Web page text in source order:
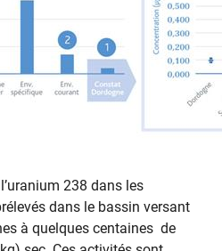
238 dans les
dans le bassin versant
à quelques centaines de